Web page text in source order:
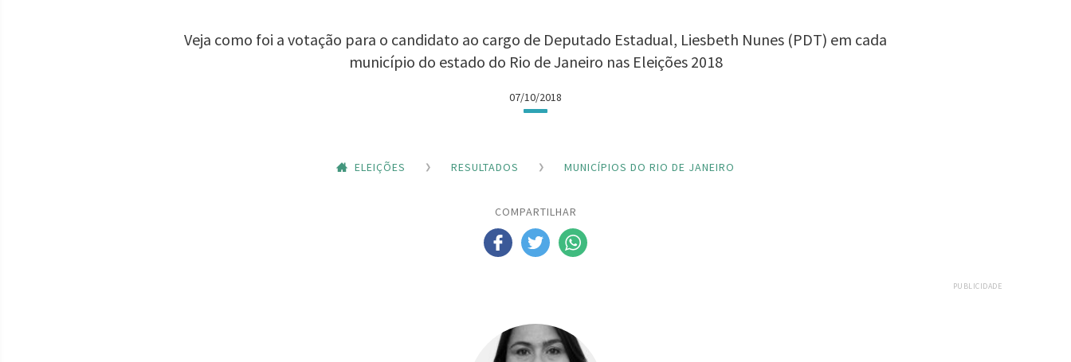
Veja como foi a votação para o candidato ao cargo de Deputado Estadual, Liesbeth Nunes (PDT) em cada
município do estado do Rio de Janeiro nas Eleições 2018
07/10/2018
ELEIÇÕES RESULTADOS MUNICÍPIOS DO RIO DE JANEIRO
COMPARTILHAR
PUBLICIDADE